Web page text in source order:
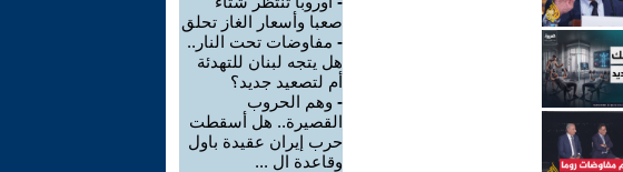
صعبا وأسعار الغاز تحلق
- مفاوضات تحت النار..
هل يتجه لبنان للتهدئة
أم لتصعيد جديد؟
- وهم الحروب
القصيرة.. هل أسقطت
حرب إيران عقيدة باول
وقاعدة ال ...